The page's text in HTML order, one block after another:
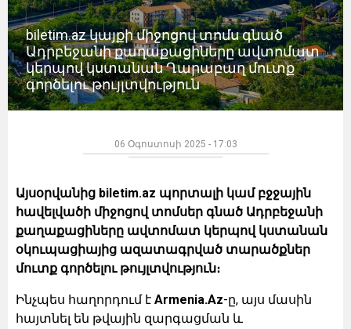
biletim.az կայքի միջոցով տոմս գնած
Ադրբեջանի քաղաքացիները ավտոմատ
կերպով կստանան Ղարաբաղ մուտք
գործելու թույլտվություն
06 Օգոստոսի 2025 - 17:03
Այսօրվանից biletim.az պորտալի կամ բջջային
հավելվածի միջոցով տոմսեր գնած Ադրբեջանի
քաղաքացիները ավտոմատ կերպով կստանան
օկուպացիայից ազատագրված տարածքներ
մուտք գործելու թույլտվություն։
Ինչպես հաղորդում է Armenia.Az-ը, այս մասին
հայտնել են թվային զարգացման և